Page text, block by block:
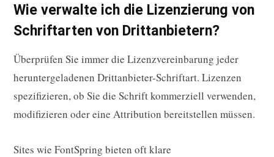
Wie verwalte ich die Lizenzierung von
Schriftarten von Drittanbietern?
Überprüfen Sie immer die Lizenzvereinbarung jeder
heruntergeladenen Drittanbieter-Schriftart. Lizenzen
spezifizieren, ob Sie die Schrift kommerziell verwenden,
modifizieren oder eine Attribution bereitstellen müssen.
Sites wie FontSpring bieten oft klare